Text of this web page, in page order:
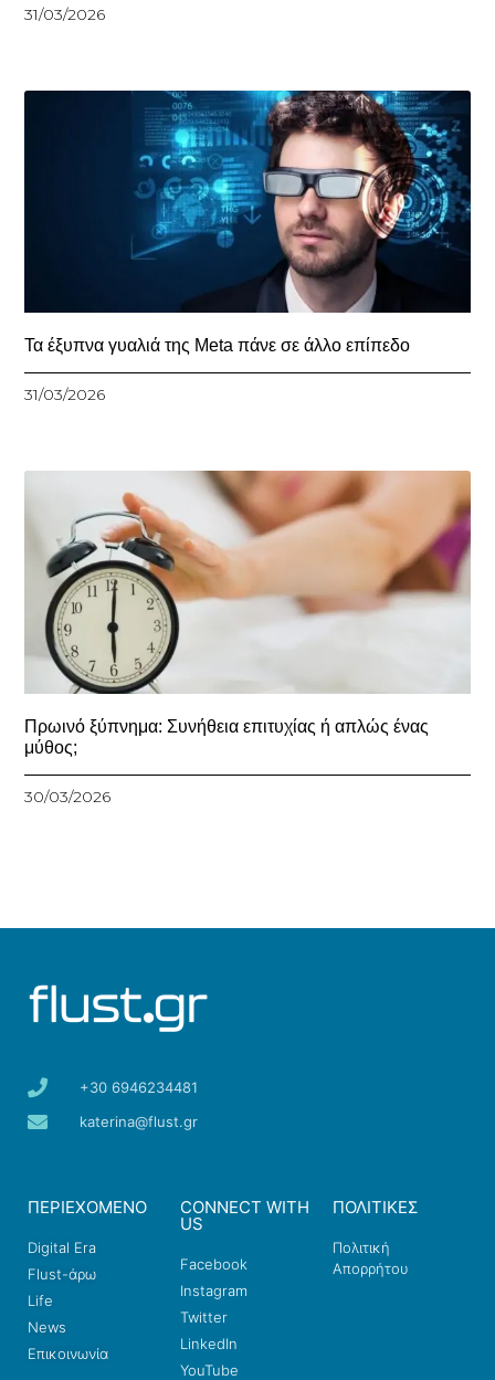
31/03/2026
Τα έξυπνα γυαλιά της Meta πάνε σε άλλο επίπεδο
31/03/2026
Πρωινό ξύπνημα: Συνήθεια επιτυχίας ή απλώς ένας
μύθος;
30/03/2026
+30 6946234481
katerina@flust.gr
ΠΕΡΙΕΧΟΜΕΝΟ
Digital Era
Flust-άρω
Life
News
Επικοινωνία
CONNECT WITH
US
Facebook
Instagram
Twitter
LinkedIn
YouTube
ΠΟΛΙΤΙΚΕΣ
Πολιτική
Απορρήτου